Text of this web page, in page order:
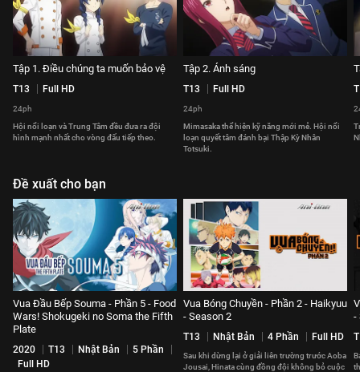
Tập 1. Điều chúng ta muốn bảo vệ
T13 Full HD
24ph
Hội nổi loạn và Trung Tâm đều đưa ra đội
hình mạnh nhất cho vòng đấu tiếp theo.
Tập 2. Ánh sáng
T13 Full HD
24ph
Mimasaka thể hiện kỹ năng mới mẻ. Hội nổi
loạn quyết tâm đánh bại Thập Kỳ Nhân
Totsuki.
Đề xuất cho bạn
Vua Đầu Bếp Souma - Phần 5 - Food
Wars! Shokugeki no Soma the Fifth
Plate
2020 T13 Nhật Bản
5 Phần
Full HD
Vua Bóng Chuyền - Phần 2 - Haikyuu
- Season 2
T13 Nhật Bản 4 Phần Full HD
Sau khi dừng lại ở giải liên trường trước Aoba
Jousai, Hinata cùng đồng đội không bỏ cuộc
-